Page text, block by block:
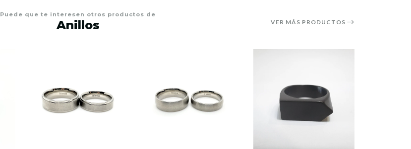
Puede que te interesen otros productos de
Anillos VER MÁS PRODUCTOS